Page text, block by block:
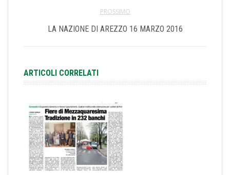
PROSSIMO
LA NAZIONE DI AREZZO 16 MARZO 2016
ARTICOLI CORRELATI